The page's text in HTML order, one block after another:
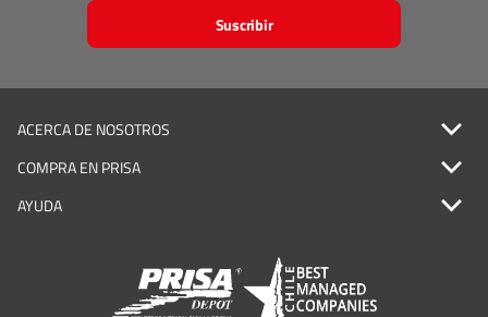
Suscribir
ACERCA DE NOSOTROS
COMPRA EN PRISA
AYUDA